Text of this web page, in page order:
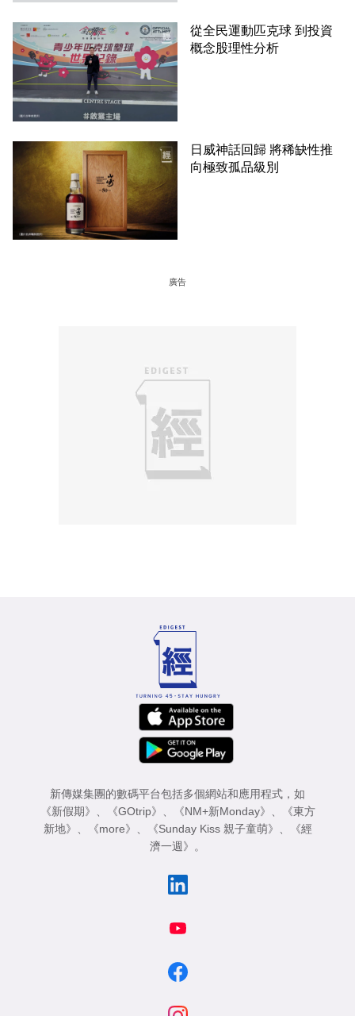
從全民運動匹克球 到投資
概念股理性分析
日威神話回歸 將稀缺性推
向極致孤品級別
廣告
新傳媒集團的數碼平台包括多個網站和應用程式，如
《新假期》
《GOtrip》 《NM+新Monday》
《東方
新地》
《more》 《Sunday Kiss 親子童萌》
《經
濟一週》
。